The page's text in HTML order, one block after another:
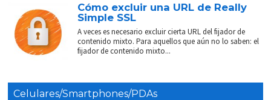
Cómo excluir una URL de Really
Simple SSL
A veces es necesario excluir cierta URL del fijador de
contenido mixto. Para aquellos que aún no lo saben: el
fijador de contenido mixto...
Celulares/Smartphones/PDAs